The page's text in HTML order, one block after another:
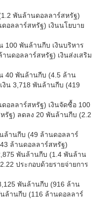
พันล้านดอลลาร์สหรัฐ)
อลลาร์สหรัฐ) เงินนโยบาย
100 พันล้านกีบ เงินบริหาร
นดอลลาร์สหรัฐ) เงินส่งเสริม
40 พันล้านกีบ (4.5 ล้าน
งิน 3,718 พันล้านกีบ (419
อลลาร์สหรัฐ) เงินจัดซื้อ 100
รัฐ) ลดลง 20 พันล้านกีบ (2.2
ล้านกีบ (49 ล้านดอลลาร์
ล้านดอลลาร์สหรัฐ)
พันล้านกีบ (1.4 พันล้าน
ประกอบด้วยรายจ่ายการ
พันล้านกีบ (916 ล้าน
ล้านกีบ (116 ล้านดอลลาร์